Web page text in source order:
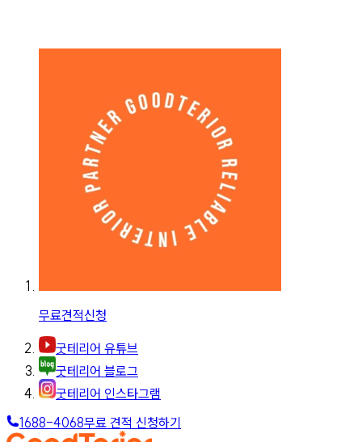
무료견적신청
굿테리어 유튜브
굿테리어 블로그
굿테리어 인스타그램
1688-4068무료 견적 신청하기